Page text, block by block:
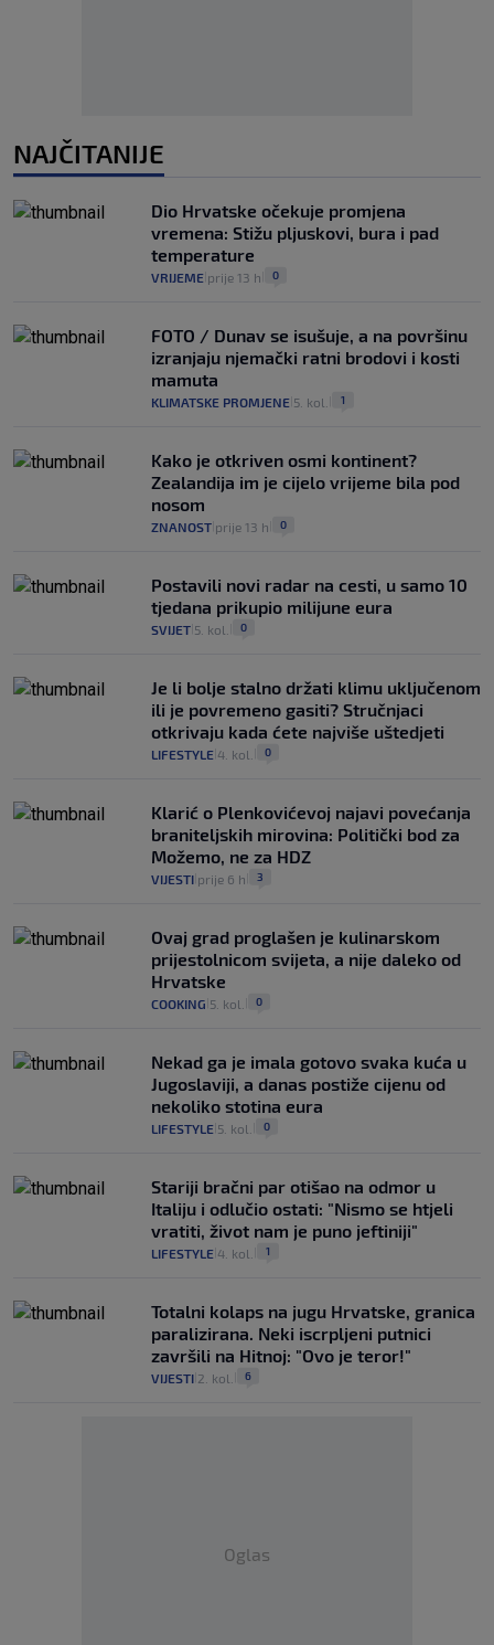
NAJČITANIJE
Dio Hrvatske očekuje promjena
vremena: Stižu pljuskovi, bura i pad
temperature
VRIJEME prije 13 h 0
FOTO / Dunav se isušuje, a na površinu
izranjaju njemački ratni brodovi i kosti
mamuta
KLIMATSKE PROMJENE 5. kol. 1
Kako je otkriven osmi kontinent?
Zealandija im je cijelo vrijeme bila pod
nosom
ZNANOST prije 13 h 0
Postavili novi radar na cesti, u samo 10
tjedana prikupio milijune eura
SVIJET 5. kol. 0
Je li bolje stalno držati klimu uključenom
ili je povremeno gasiti? Stručnjaci
otkrivaju kada ćete najviše uštedjeti
LIFESTYLE 4. kol. 0
Klarić o Plenkovićevoj najavi povećanja
braniteljskih mirovina: Politički bod za
Možemo, ne za HDZ
VIJESTI prije 6 h 3
Ovaj grad proglašen je kulinarskom
prijestolnicom svijeta, a nije daleko od
Hrvatske
COOKING 5. kol. 0
Nekad ga je imala gotovo svaka kuća u
Jugoslaviji, a danas postiže cijenu od
nekoliko stotina eura
LIFESTYLE 5. kol. 0
Stariji bračni par otišao na odmor u
Italiju i odlučio ostati: "Nismo se htjeli
vratiti, život nam je puno jeftiniji"
LIFESTYLE 4. kol. 1
Totalni kolaps na jugu Hrvatske, granica
paralizirana. Neki iscrpljeni putnici
završili na Hitnoj: "Ovo je teror!"
VIJESTI 2. kol. 6
Oglas